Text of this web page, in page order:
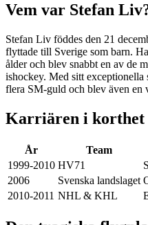
Vem var Stefan
Stefan Liv föddes den 21
flyttade till Sverige som barn.
ålder och blev snabbt en av de
ishockey. Med sitt
flera SM-guld och blev även en
Karriären i korthet
År Team
1999-2010 HV71
2006
Svenska landslaget
2010-2011 NHL & KHL